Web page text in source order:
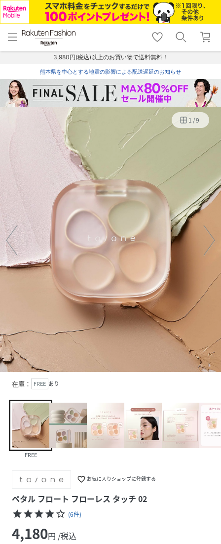
menu home
トップ
shopping_cart lock_outline
ログイン
3,980円(税込)以上のお買い物で送料無料！
熊本県を中心とする地震の影響による配送遅延のお知らせ
1 /9
在庫： FREE あり
FREE
favorite_border お気に入りショップに登録する
ペタル フロート フローレス タッチ 02
starstarstarstarstar_border (6件)
4,180円 /税込